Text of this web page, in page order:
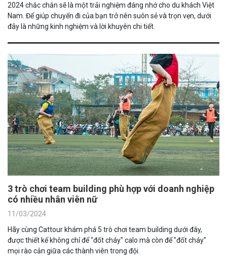
2024 chắc chắn sẽ là một trải nghiệm đáng nhớ cho du khách Việt
Nam. Để giúp chuyến đi của bạn trở nên suôn sẻ và trọn vẹn, dưới
đây là những kinh nghiệm và lời khuyên chi tiết.
3 trò chơi team building phù hợp với doanh nghiệp
có nhiều nhân viên nữ
11/03/2024
Hãy cùng Cattour khám phá 5 trò chơi team building dưới đây,
được thiết kế không chỉ để "đốt cháy" calo mà còn để "đốt cháy"
mọi rào cản giữa các thành viên trong đội.